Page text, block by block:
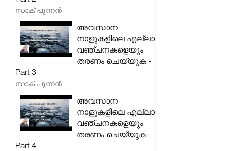
സാക് പുന്നൻ
അവസാന
നാളുകളിലെ എല്ലാ
വഞ്ചനകളെയും
തരണം ചെയ്യുക -
Part 3
സാക് പുന്നൻ
അവസാന
നാളുകളിലെ എല്ലാ
വഞ്ചനകളെയും
തരണം ചെയ്യുക -
Part 4